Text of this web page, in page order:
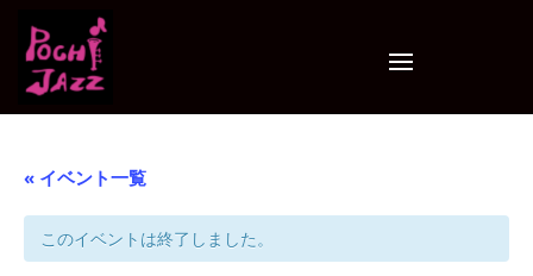
« イベント一覧
このイベントは終了しました。